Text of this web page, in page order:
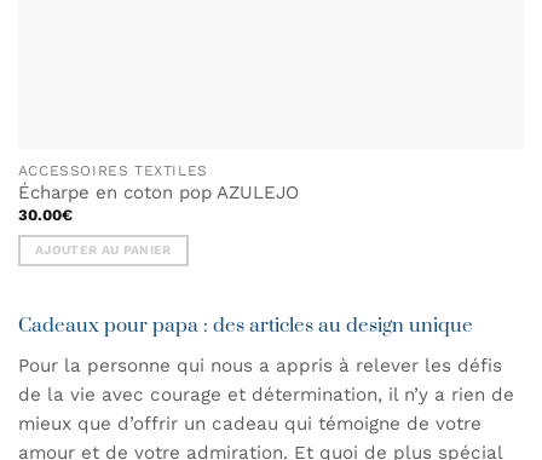
ACCESSOIRES TEXTILES
Écharpe en coton pop AZULEJO
30.00€
AJOUTER AU PANIER
Cadeaux pour papa : des articles au design unique
Pour la personne qui nous a appris à relever les défis
de la vie avec courage et détermination, il n’y a rien de
mieux que d’offrir un cadeau qui témoigne de votre
amour et de votre admiration. Et quoi de plus spécial